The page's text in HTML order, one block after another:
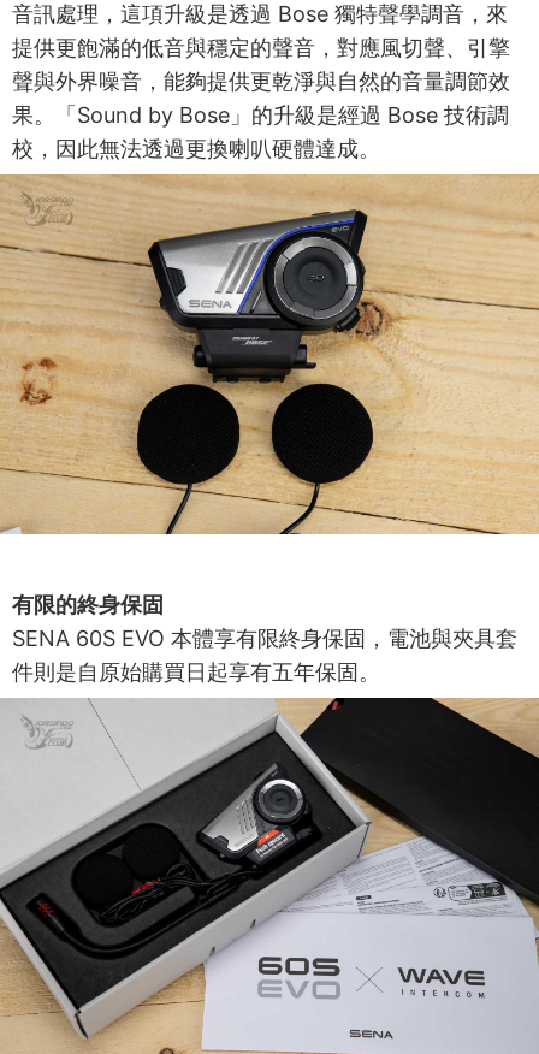
音訊處理，這項升級是透過 Bose 獨特聲學調音，來
提供更飽滿的低音與穩定的聲音，對應風切聲、引擎
聲與外界噪音，能夠提供更乾淨與自然的音量調節效
果。「Sound by Bose」的升級是經過 Bose 技術調
校，因此無法透過更換喇叭硬體達成。
有限的終身保固
SENA 60S EVO 本體享有限終身保固，電池與夾具套
件則是自原始購買日起享有五年保固。